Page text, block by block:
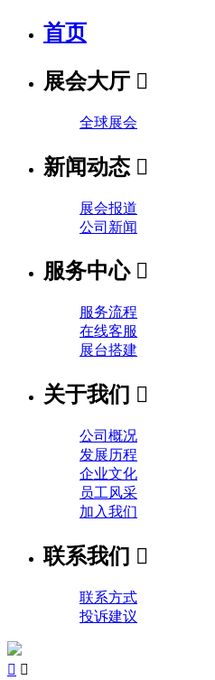
首页
展会大厅 
全球展会
新闻动态 
展会报道
公司新闻
服务中心 
服务流程
在线客服
展台搭建
关于我们 
公司概况
发展历程
企业文化
员工风采
加入我们
联系我们 
联系方式
投诉建议
 